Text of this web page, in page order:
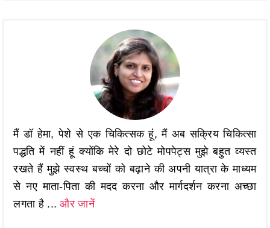
मैं डॉ हेमा, पेशे से एक चिकित्सक हूं, मैं अब सक्रिय चिकित्सा
पद्धति में नहीं हूं क्योंकि मेरे दो छोटे मोपपेट्स मुझे बहुत व्यस्त
रखते हैं मुझे स्वस्थ बच्चों को बढ़ाने की अपनी यात्रा के माध्यम
से नए माता-पिता की मदद करना और मार्गदर्शन करना अच्छा
लगता है ...और जानें